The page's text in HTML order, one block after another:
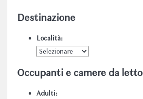
Destinazione
Località:
Occupanti e camere da letto
Adulti: